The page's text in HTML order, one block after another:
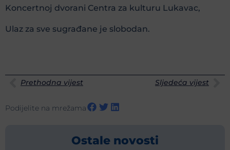
Koncertnoj dvorani Centra za kulturu Lukavac,
Ulaz za sve sugrađane je slobodan.
Prethodna vijest Sljedeća vijest
Podijelite na mrežama
Ostale novosti